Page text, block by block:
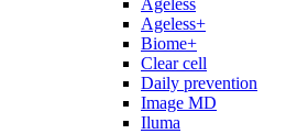
Ageless
Ageless+
Biome+
Clear cell
Daily prevention
Image MD
Iluma